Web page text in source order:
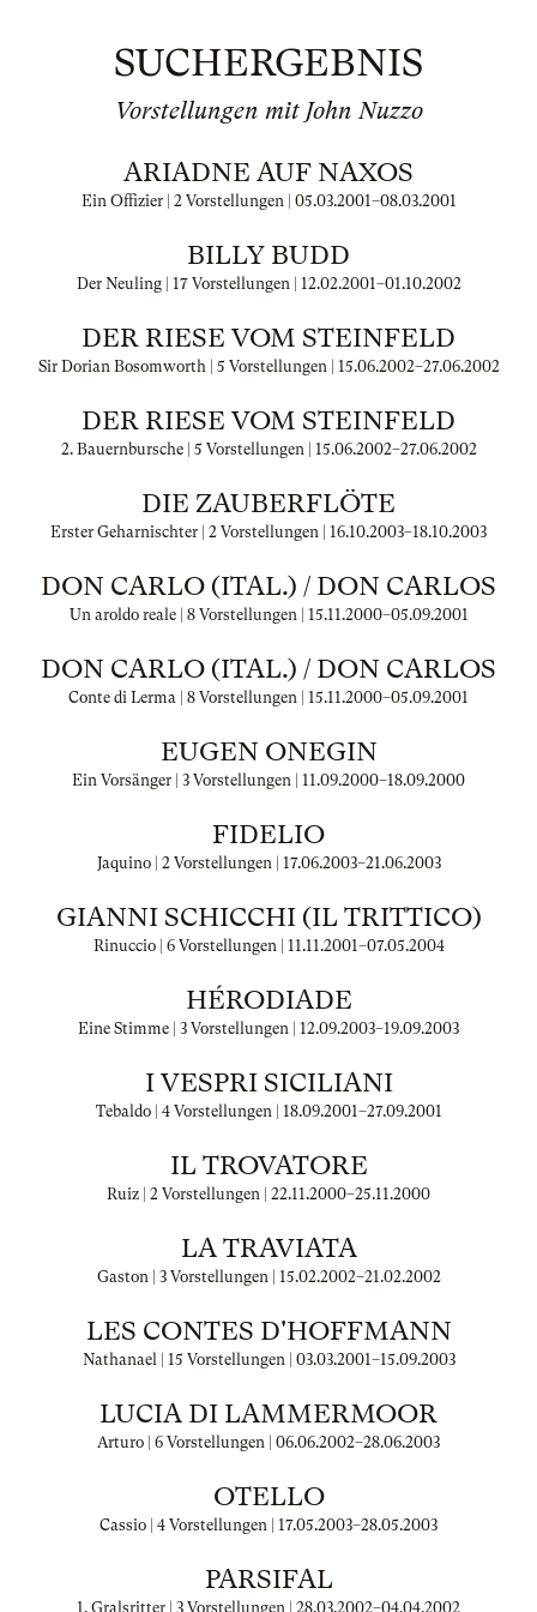
SUCHERGEBNIS
Vorstellungen mit John Nuzzo
ARIADNE AUF NAXOS
Ein Offizier | 2 Vorstellungen | 05.03.2001–08.03.2001
BILLY BUDD
Der Neuling | 17 Vorstellungen | 12.02.2001–01.10.2002
DER RIESE VOM STEINFELD
Sir Dorian Bosomworth | 5 Vorstellungen | 15.06.2002–27.06.2002
DER RIESE VOM STEINFELD
2. Bauernbursche | 5 Vorstellungen | 15.06.2002–27.06.2002
DIE ZAUBERFLÖTE
Erster Geharnischter | 2 Vorstellungen | 16.10.2003–18.10.2003
DON CARLO (ITAL.) / DON CARLOS
Un aroldo reale | 8 Vorstellungen | 15.11.2000–05.09.2001
DON CARLO (ITAL.) / DON CARLOS
Conte di Lerma | 8 Vorstellungen | 15.11.2000–05.09.2001
EUGEN ONEGIN
Ein Vorsänger | 3 Vorstellungen | 11.09.2000–18.09.2000
FIDELIO
Jaquino | 2 Vorstellungen | 17.06.2003–21.06.2003
GIANNI SCHICCHI (IL TRITTICO)
Rinuccio | 6 Vorstellungen | 11.11.2001–07.05.2004
HÉRODIADE
Eine Stimme | 3 Vorstellungen | 12.09.2003–19.09.2003
I VESPRI SICILIANI
Tebaldo | 4 Vorstellungen | 18.09.2001–27.09.2001
IL TROVATORE
Ruiz | 2 Vorstellungen | 22.11.2000–25.11.2000
LA TRAVIATA
Gaston | 3 Vorstellungen | 15.02.2002–21.02.2002
LES CONTES D'HOFFMANN
Nathanael | 15 Vorstellungen | 03.03.2001–15.09.2003
LUCIA DI LAMMERMOOR
Arturo | 6 Vorstellungen | 06.06.2002–28.06.2003
OTELLO
Cassio | 4 Vorstellungen | 17.05.2003–28.05.2003
PARSIFAL
1. Gralsritter | 3 Vorstellungen | 28.03.2002–04.04.2002